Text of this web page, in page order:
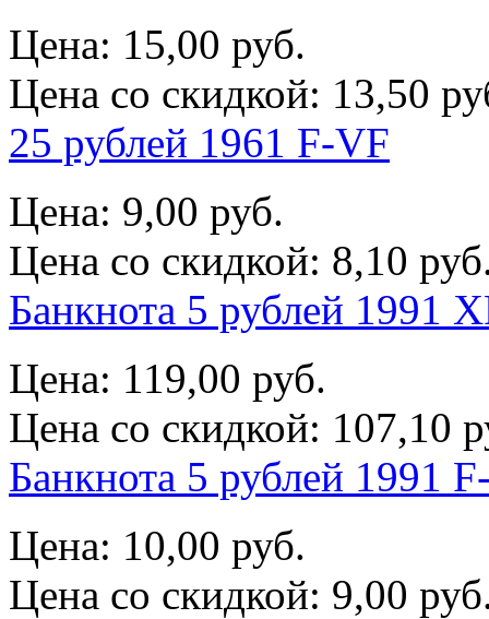
Цена: 15,00 руб.
Цена со скидкой: 13,50
25 рублей 1961 F-VF
Цена: 9,00 руб.
Цена со скидкой: 8,10
Банкнота 5 рублей 1991
Цена: 119,00 руб.
Цена со скидкой: 107,10
Банкнота 5 рублей 1991
Цена: 10,00 руб.
Цена со скидкой: 9,00